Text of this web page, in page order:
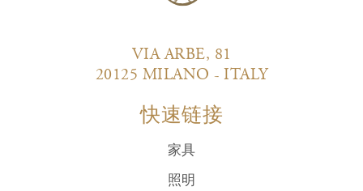
VIA ARBE, 81
20125 MILANO - ITALY
快速链接
家具
照明